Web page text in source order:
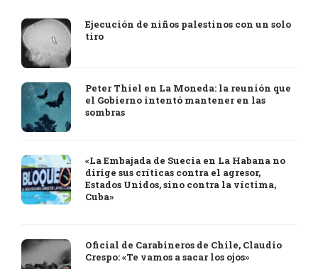
Ejecución de niños palestinos con un solo
tiro
Peter Thiel en La Moneda: la reunión que
el Gobierno intentó mantener en las
sombras
«La Embajada de Suecia en La Habana no
dirige sus críticas contra el agresor,
Estados Unidos, sino contra la víctima,
Cuba»
Oficial de Carabineros de Chile, Claudio
Crespo: «Te vamos a sacar los ojos»